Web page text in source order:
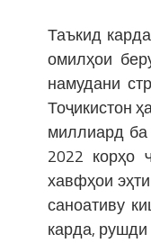
Таъкид
омилҳои
намудани
Тоҷикистон
миллиард
2022 корҳо
хавфҳои
саноативу
карда,